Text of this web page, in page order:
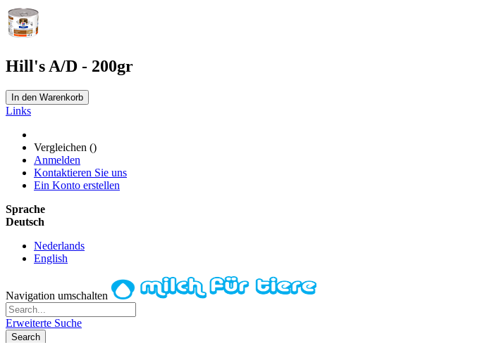
Hill's A/D - 200gr
In den Warenkorb
Links
Vergleichen ()
Anmelden
Kontaktieren Sie uns
Ein Konto erstellen
Sprache
Deutsch
Nederlands
English
Navigation umschalten
Erweiterte Suche
Search